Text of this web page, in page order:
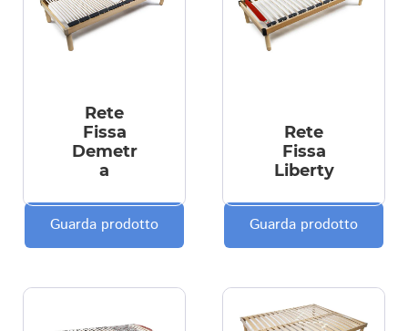
Rete
Fissa
Demetr
a
Guarda prodotto
Rete
Fissa
Liberty
Guarda prodotto